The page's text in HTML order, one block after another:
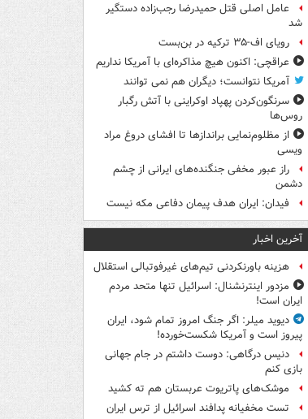
عامل اصلی قتل حمیدرضا رجب‌زاده دستگیر
شد
رویای اف-۳۵ ترکیه در بن‌بست
عراقچی: اکنون هیچ مذاکره‌ای با آمریکا نداریم
آمریکا نتوانست؛ دیگران هم نمی توانند
سرنگون‌کردن پهپاد اوکراینی با آتش رگبار
روس‌ها
از مظلوم‌نمایی براندازها تا افشای دروغ مراد
ویسی
راز عبور مخفی جنگنده‌های ایرانی از چشم
دشمن
فیدان: ایران هدف پیمان دفاعی مکه نیست
آخرین اخبار
هزینه باورنکردنی تیم‌های غیرفوتبالی استقلال
مزدور اینترنشنال: اسرائیل تنها متحد مردم
ایران است!
دیوید میلر: اگر جنگ امروز تمام شود، ایران
پیروز است و آمریکا شکست‌خورده!
دنیس درگاهی: دوست داشتم در جام جهانی
بازی کنم
موشک‌های پاتریوت عربستان هم ته‌ کشید
تست مخفیانه پدافند اسرائیل از ترس ایران